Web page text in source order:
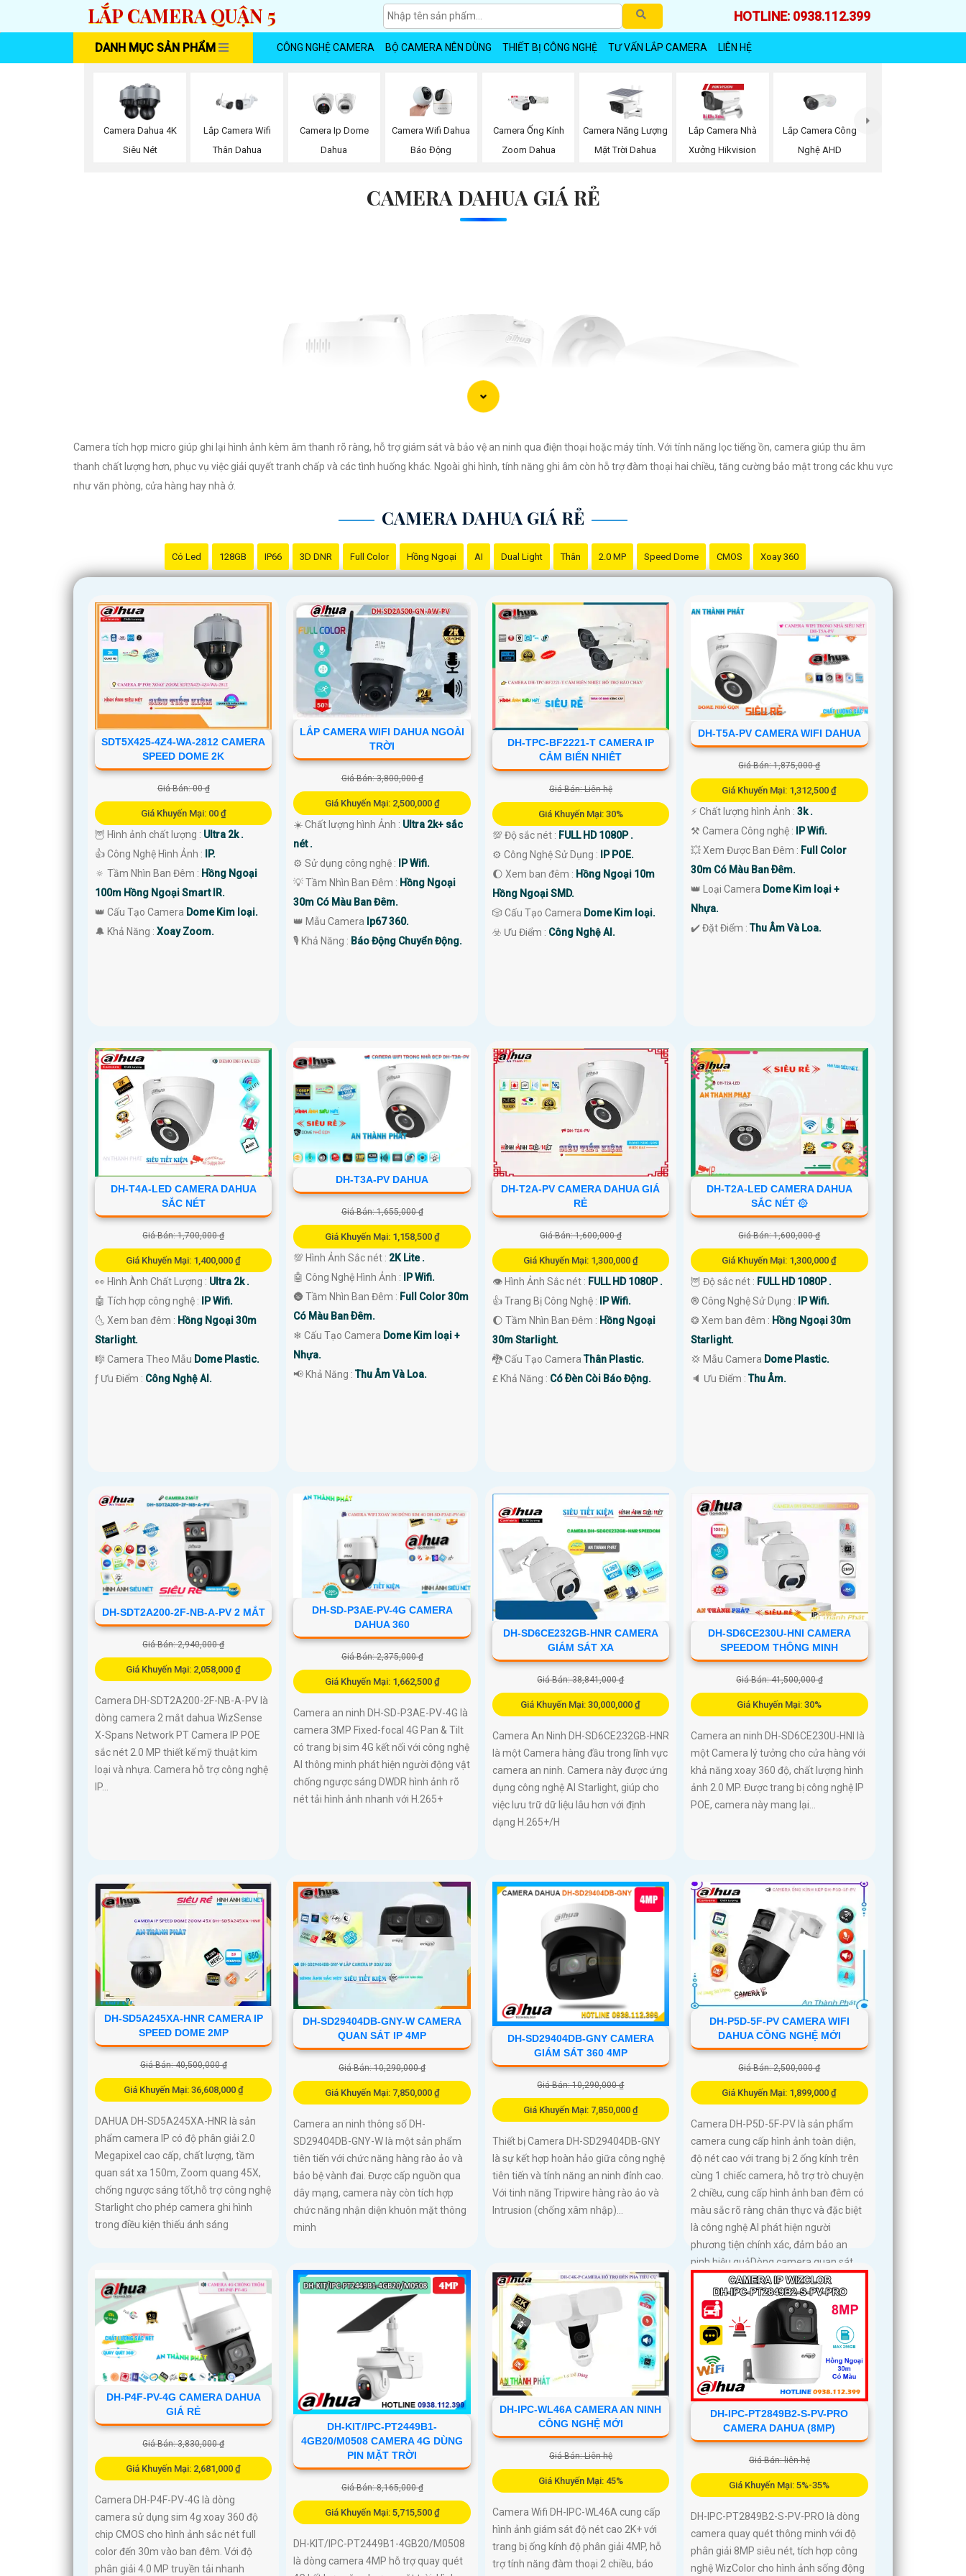
LẮP CAMERA QUẬN 5 HOTLINE: 0938.112.399
DANH MỤC SẢN PHẨM CÔNG NGHỆ CAMERA BỘ CAMERA NÊN DÙNG THIẾT BỊ CÔNG NGHỆ TƯ VẤN LẮP CAMERA LIÊN HỆ
Camera Dahua 4K
Siêu Nét
Lắp Camera Wifi
Thân Dahua
Camera Ip Dome
Dahua
Camera Wifi Dahua
Báo Động
Camera Ống Kính
Zoom Dahua
Camera Năng Lượng
Mặt Trời Dahua
Lắp Camera Nhà
Xưởng Hikvision
Lắp Camera Công
Nghệ AHD
CAMERA DAHUA GIÁ RẺ
Camera tích hợp micro giúp ghi lại hình ảnh kèm âm thanh rõ ràng, hỗ trợ giám sát và bảo vệ an ninh qua điện thoại hoặc máy tính. Với tính năng lọc tiếng ồn, camera giúp thu âm
thanh chất lượng hơn, phục vụ việc giải quyết tranh chấp và các tình huống khác. Ngoài ghi hình, tính năng ghi âm còn hỗ trợ đàm thoại hai chiều, tăng cường bảo mật trong các khu vực
như văn phòng, cửa hàng hay nhà ở.
CAMERA DAHUA GIÁ RẺ
Có Led 128GB IP66 3D DNR Full Color Hồng Ngoại AI Dual Light Thân 2.0 MP Speed Dome CMOS Xoay 360
SDT5X425-4Z4-WA-2812 CAMERA
SPEED DOME 2K
Giá Bán: 00 ₫
Giá Khuyến Mại: 00 ₫
🦉 Hình ảnh chất lượng : Ultra 2k .
👍 Công Nghệ Hình Ảnh :
IP.
🔅 Tầm Nhìn Ban Đêm : Hồng Ngoại
100m Hồng Ngoại Smart IR.
👑 Cấu Tạo Camera Dome Kim loại.
️🔔 Khả Năng : Xoay Zoom.
LẮP CAMERA WIFI DAHUA NGOÀI
TRỜI
Giá Bán: 3,800,000 ₫
Giá Khuyến Mại: 2,500,000 ₫
☀️ Chất lượng hình Ảnh : Ultra 2k+ sắc
nét .
⚙ Sử dụng công nghệ :
IP Wifi.
💡 Tầm Nhìn Ban Đêm : Hồng Ngoại
30m Có Màu Ban Đêm.
👑 Mẫu Camera Ip67 360.
️🎙 Khả Năng : Báo Động Chuyển Động.
DH-TPC-BF2221-T CAMERA IP
CẢM BIẾN NHIÊT
Giá Bán: Liên hệ
Giá Khuyến Mại: 30%
💯 Độ sắc nét : FULL HD 1080P .
⚙ Công Nghệ Sử Dụng : IP POE.
🌔 Xem ban đêm : Hồng Ngoại 10m
Hồng Ngoại SMD.
🎲 Cấu Tạo Camera Dome Kim loại.
️☣️ Ưu Điểm : Công Nghệ AI.
DH-T5A-PV CAMERA WIFI DAHUA
Giá Bán: 1,875,000 ₫
Giá Khuyến Mại: 1,312,500 ₫
️⚡ Chất lượng hình Ảnh :3k .
⚒ Camera Công nghệ :
IP Wifi.
💥 Xem Được Ban Đêm : Full Color
30m Có Màu Ban Ðêm.
👑 Loại Camera Dome Kim loại +
Nhựa.
️✔️ Đặt Điểm :Thu Âm Và Loa.
DH-T4A-LED CAMERA DAHUA
SẮC NÉT
Giá Bán: 1,700,000 ₫
Giá Khuyến Mại: 1,400,000 ₫
👀 Hình Ành Chất Lượng : Ultra 2k .
🤖️ Tích hợp công nghệ :
IP Wifi.
🌜 Xem ban đêm : Hồng Ngoại 30m
Starlight.
🎼️ Camera Theo Mẫu Dome Plastic.
️ƒ Ưu Điểm : Công Nghệ AI.
DH-T3A-PV DAHUA
Giá Bán: 1,655,000 ₫
Giá Khuyến Mại: 1,158,500 ₫
💯 Hình Ảnh Sắc nét : 2K Lite .
🤖️ Công Nghệ Hình Ảnh :
IP Wifi.
🌚 Tầm Nhìn Ban Đêm : Full Color 30m
Có Màu Ban Ðêm.
❄ Cấu Tạo Camera Dome Kim loại +
Nhựa.
️📢 Khả Năng :Thu Âm Và Loa.
DH-T2A-PV CAMERA DAHUA GIÁ
RẺ
Giá Bán: 1,600,000 ₫
Giá Khuyến Mại: 1,300,000 ₫
👁 Hình Ảnh Sắc nét : FULL HD 1080P .
👍 Trang Bị Công Nghệ :
IP Wifi.
🌔 Tầm Nhìn Ban Đêm : Hồng Ngoại
30m Starlight.
🐉️ Cấu Tạo CameraThân Plastic.
️₤ Khả Năng : Có Ðèn Còi Báo Động.
DH-T2A-LED CAMERA DAHUA
SẮC NÉT ۞
Giá Bán: 1,600,000 ₫
Giá Khuyến Mại: 1,300,000 ₫
🦉 Độ sắc nét : FULL HD 1080P .
®️ Công Nghệ Sử Dụng :
IP Wifi.
❂ Xem ban đêm : Hồng Ngoại 30m
Starlight.
💢 Mẫu Camera Dome Plastic.
️🔈 Ưu Điểm :Thu Âm.
DH-SDT2A200-2F-NB-A-PV 2 MẮT
Giá Bán: 2,940,000 ₫
Giá Khuyến Mại: 2,058,000 ₫
Camera DH-SDT2A200-2F-NB-A-PV là
dòng camera 2 mắt dahua WizSense
X-Spans Network PT Camera IP POE
sắc nét 2.0 MP thiết kế mỹ thuật kim
loại và nhựa. Camera hỗ trợ công nghệ
IP...
DH-SD-P3AE-PV-4G CAMERA
DAHUA 360
Giá Bán: 2,375,000 ₫
Giá Khuyến Mại: 1,662,500 ₫
Camera an ninh DH-SD-P3AE-PV-4G là
camera 3MP Fixed-focal 4G Pan & Tilt
có trang bị sim 4G kết nối với công nghệ
AI thông minh phát hiện người động vật
chống ngược sáng DWDR hình ảnh rõ
nét tải hình ảnh nhanh với H.265+
DH-SD6CE232GB-HNR CAMERA
GIÁM SÁT XA
Giá Bán: 38,841,000 ₫
Giá Khuyến Mại: 30,000,000 ₫
Camera An Ninh DH-SD6CE232GB-HNR
là một Camera hàng đầu trong lĩnh vực
camera an ninh. Camera này được ứng
dụng công nghệ AI Starlight, giúp cho
việc lưu trữ dữ liệu lâu hơn với định
dạng H.265+/H
DH-SD6CE230U-HNI CAMERA
SPEEDOM THÔNG MINH
Giá Bán: 41,500,000 ₫
Giá Khuyến Mại: 30%
Camera an ninh DH-SD6CE230U-HNI là
một Camera lý tưởng cho cửa hàng với
khả năng xoay 360 độ, chất lượng hình
ảnh 2.0 MP. Được trang bị công nghệ IP
POE, camera này mang lại...
DH-SD5A245XA-HNR CAMERA IP
SPEED DOME 2MP
Giá Bán: 40,500,000 ₫
Giá Khuyến Mại: 36,608,000 ₫
DAHUA DH-SD5A245XA-HNR là sản
phẩm camera IP có độ phân giải 2.0
Megapixel cao cấp, chất lượng, tầm
quan sát xa 150m, Zoom quang 45X,
chống ngược sáng tốt,hỗ trợ công nghệ
Starlight cho phép camera ghi hình
trong điều kiện thiếu ánh sáng
DH-SD29404DB-GNY-W CAMERA
QUAN SÁT IP 4MP
Giá Bán: 10,290,000 ₫
Giá Khuyến Mại: 7,850,000 ₫
Camera an ninh thông số DH-
SD29404DB-GNY-W là một sản phẩm
tiên tiến với chức năng hàng rào ảo và
bảo bệ vành đai. Được cấp nguồn qua
dây mạng, camera này còn tích hợp
chức năng nhận diện khuôn mặt thông
minh
DH-SD29404DB-GNY CAMERA
GIÁM SÁT 360 4MP
Giá Bán: 10,290,000 ₫
Giá Khuyến Mại: 7,850,000 ₫
Thiết bị Camera DH-SD29404DB-GNY
là sự kết hợp hoàn hảo giữa công nghệ
tiên tiến và tính năng an ninh đỉnh cao.
Với tinh năng Tripwire hàng rào ảo và
Intrusion (chống xâm nhập)...
DH-P5D-5F-PV CAMERA WIFI
DAHUA CÔNG NGHỆ MỚI
Giá Bán: 2,500,000 ₫
Giá Khuyến Mại: 1,899,000 ₫
Camera DH-P5D-5F-PV là sản phẩm
camera cung cấp hình ảnh toàn diện,
độ nét cao với trang bị 2 ống kính trên
cùng 1 chiếc camera, hỗ trợ trò chuyện
2 chiều, cung cấp hình ảnh ban đêm có
màu sắc rõ ràng chân thực và đặc biệt
là công nghệ AI phát hiện người
phương tiện chính xác, đảm bảo an
ninh hiệu quảDòng camera quan sát
DH-P5D-5F-PV với chức năng đàm
thoại 2 chiều và khả năng theo dõi
chuyển động trả nghiệm tốt. Sản phẩm
không dây, tiện lợi trong lắp đặt và sử
dụng
DH-P4F-PV-4G CAMERA DAHUA
GIÁ RẺ
Giá Bán: 3,830,000 ₫
Giá Khuyến Mại: 2,681,000 ₫
Camera DH-P4F-PV-4G là dòng
camera sử dụng sim 4g xoay 360 độ
chip CMOS cho hình ảnh sắc nét full
color đến 30m vào ban đêm. Với độ
phân giải 4.0 MP truyền tải nhanh
DH-KIT/IPC-PT2449B1-
4GB20/M0508 CAMERA 4G DÙNG
PIN MẶT TRỜI
Giá Bán: 8,165,000 ₫
Giá Khuyến Mại: 5,715,500 ₫
DH-KIT/IPC-PT2449B1-4GB20/M0508
là dòng camera 4MP hỗ trợ quay quét
DH-IPC-WL46A CAMERA AN NINH
CÔNG NGHỆ MỚI
Giá Bán: Liên hệ
Giá Khuyến Mại: 45%
Camera Wifi DH-IPC-WL46A cung cấp
hình ảnh giám sát độ nét cao 2K+ với
trang bị ống kính độ phân giải 4MP, hỗ
trợ tính năng đàm thoại 2 chiều, báo
DH-IPC-PT2849B2-S-PV-PRO
CAMERA DAHUA (8MP)
Giá Bán: liên hệ
Giá Khuyến Mại: 5%-35%
DH-IPC-PT2849B2-S-PV-PRO là dòng
camera quay quét thông minh với độ
phân giải 8MP siêu nét, tích hợp công
nghệ WizColor cho hình ảnh sống động